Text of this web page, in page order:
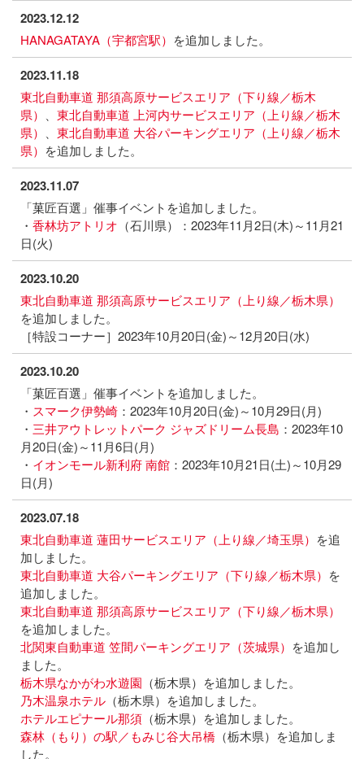
2023.12.12
HANAGATAYA（宇都宮駅） を追加しました。
2023.11.18
東北自動車道 那須高原サービスエリア（下り線／栃木
県）
東北自動車道 上河内サービスエリア（上り線／栃木
県）
東北自動車道 大谷パーキングエリア（上り線／栃木
県） を追加しました。
2023.11.07
「菓匠百選」催事イベントを追加しました。
・ 香林坊アトリオ （石川県）：2023年11月2日(木)～11月21
日(火)
2023.10.20
東北自動車道 那須高原サービスエリア（上り線／栃木県）
を追加しました。
［特設コーナー］2023年10月20日(金)～12月20日(水)
2023.10.20
「菓匠百選」催事イベントを追加しました。
・ スマーク伊勢崎 ：2023年10月20日(金)～10月29日(月)
・ 三井アウトレットパーク ジャズドリーム長島 ：2023年10
月20日(金)～11月6日(月)
・ イオンモール新利府 南館 ：2023年10月21日(土)～10月29
日(月)
2023.07.18
東北自動車道 蓮田サービスエリア（上り線／埼玉県） を追
加しました。
東北自動車道 大谷パーキングエリア（下り線／栃木県） を
追加しました。
東北自動車道 那須高原サービスエリア（下り線／栃木県）
を追加しました。
北関東自動車道 笠間パーキングエリア（茨城県） を追加し
ました。
栃木県なかがわ水遊園 （栃木県）を追加しました。
乃木温泉ホテル （栃木県）を追加しました。
ホテルエピナール那須 （栃木県）を追加しました。
森林（もり）の駅／もみじ谷大吊橋 （栃木県）を追加しま
した。